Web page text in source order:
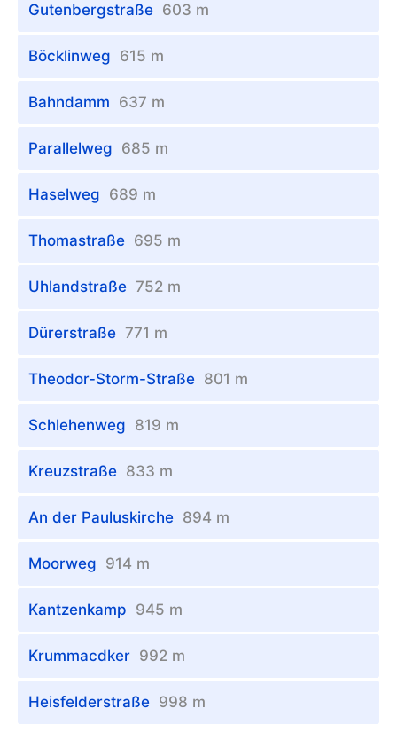
Gutenbergstraße 603 m
Böcklinweg 615 m
Bahndamm 637 m
Parallelweg 685 m
Haselweg 689 m
Thomastraße 695 m
Uhlandstraße 752 m
Dürerstraße 771 m
Theodor-Storm-Straße 801 m
Schlehenweg 819 m
Kreuzstraße 833 m
An der Pauluskirche 894 m
Moorweg 914 m
Kantzenkamp 945 m
Krummacdker 992 m
Heisfelderstraße 998 m